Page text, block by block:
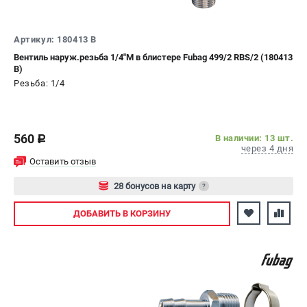
Артикул: 180413 B
Вентиль наруж.резьба 1/4"M в блистере Fubag 499/2 RBS/2 (180413
B)
Резьба: 1/4
560 c
В наличии: 13 шт.
через 4 дня
Оставить отзыв
28 бонусов на карту ?
Авторизуйтесь
ДОБАВИТЬ В КОРЗИНУ